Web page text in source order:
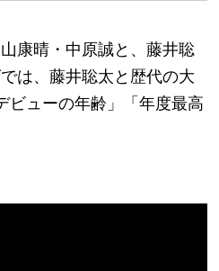
康晴・中原誠と、藤井聡
は、藤井聡太と歴代の大
ビューの年齢」「年度最高